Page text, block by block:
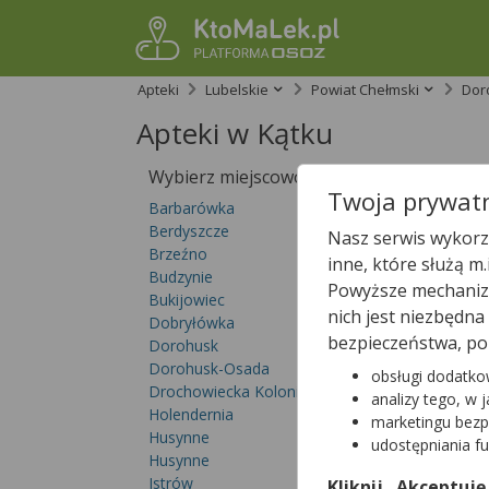
Apteki Lubelskie Powiat Chełmski
Apteki w Kątku
Wybierz miejscowość
Barbarówka
Berdyszcze
Brzeźno
Budzynie
Bukijowiec
Dobryłówka
Dorohusk
Dorohusk-Osada
Drochowiecka Kolonia
Holendernia
Husynne
Husynne
Istrów
W Kątkunie
Sprawdź pełną
Twoja
Nasz serwis
inne, które służą
Powyższe
nich jest
bezpieczeństwa,
obsługi
analizy tego, w
marketingu
udostępniania